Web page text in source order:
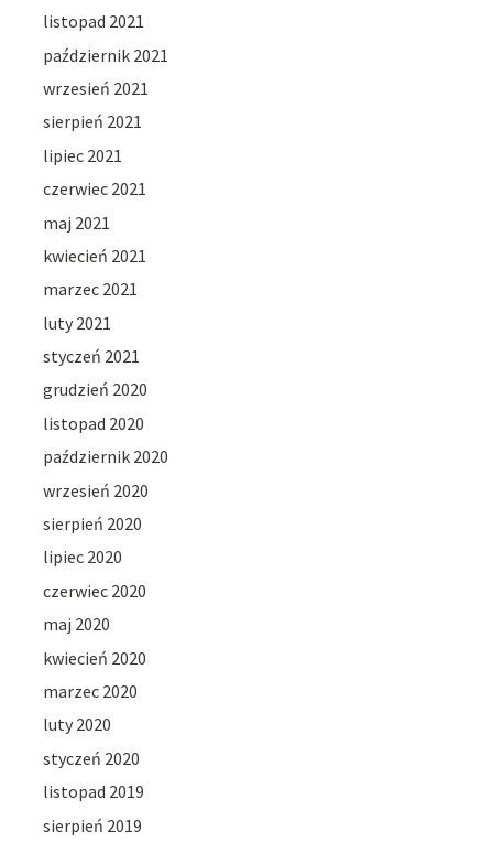
listopad 2021
październik 2021
wrzesień 2021
sierpień 2021
lipiec 2021
czerwiec 2021
maj 2021
kwiecień 2021
marzec 2021
luty 2021
styczeń 2021
grudzień 2020
listopad 2020
październik 2020
wrzesień 2020
sierpień 2020
lipiec 2020
czerwiec 2020
maj 2020
kwiecień 2020
marzec 2020
luty 2020
styczeń 2020
listopad 2019
sierpień 2019